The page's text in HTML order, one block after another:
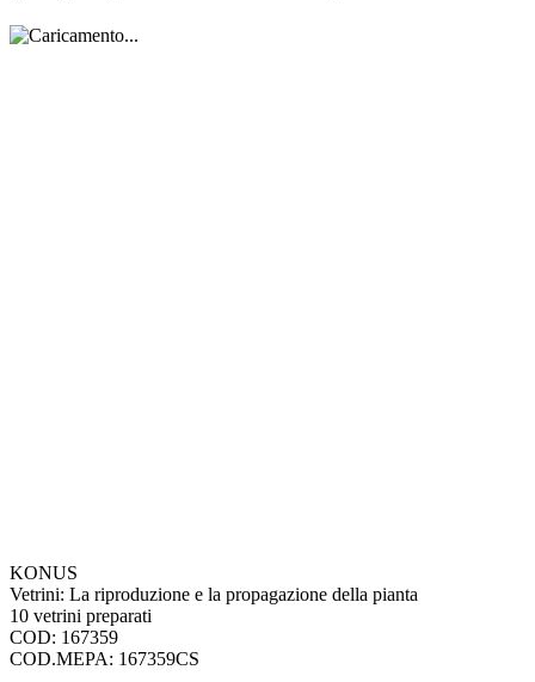
KONUS
Vetrini: La riproduzione e la propagazione della pianta
10 vetrini preparati
COD: 167359
COD.MEPA: 167359CS